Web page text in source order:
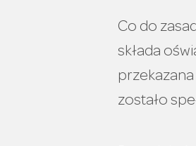
Co do
składa
zostało